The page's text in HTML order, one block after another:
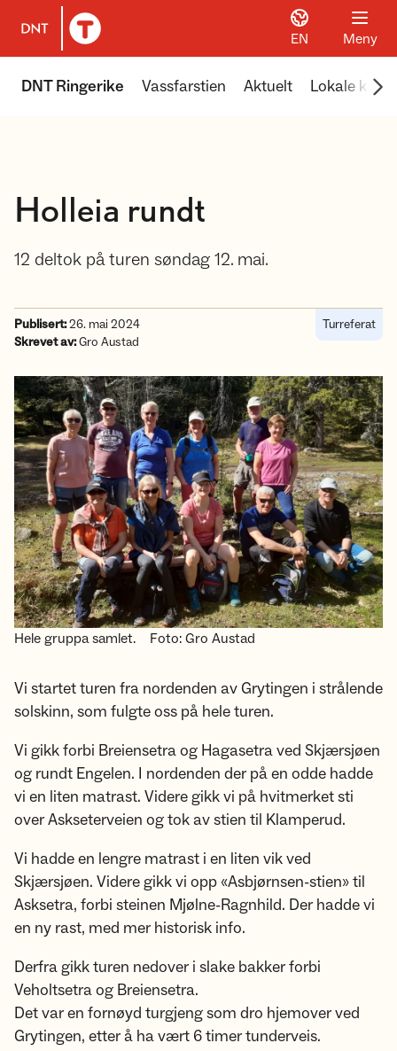
Til DNT.no forside
EN Meny
DNT Ringerike Vassfarstien Aktuelt Lokale koier
Holleia rundt
12 deltok på turen søndag 12. mai.
Publisert:26. mai 2024
Skrevet av:Gro Austad
Turreferat
Hele gruppa samlet. Foto: Gro Austad
Vi startet turen fra nordenden av Grytingen i strålende
solskinn, som fulgte oss på hele turen.
Vi gikk forbi Breiensetra og Hagasetra ved Skjærsjøen
og rundt Engelen. I nordenden der på en odde hadde
vi en liten matrast. Videre gikk vi på hvitmerket sti
over Askseterveien og tok av stien til Klamperud.
Vi hadde en lengre matrast i en liten vik ved
Skjærsjøen. Videre gikk vi opp «Asbjørnsen-stien» til
Asksetra, forbi steinen Mjølne-Ragnhild. Der hadde vi
en ny rast, med mer historisk info.
Derfra gikk turen nedover i slake bakker forbi
Veholtsetra og Breiensetra.
Det var en fornøyd turgjeng som dro hjemover ved
Grytingen, etter å ha vært 6 timer tunderveis.